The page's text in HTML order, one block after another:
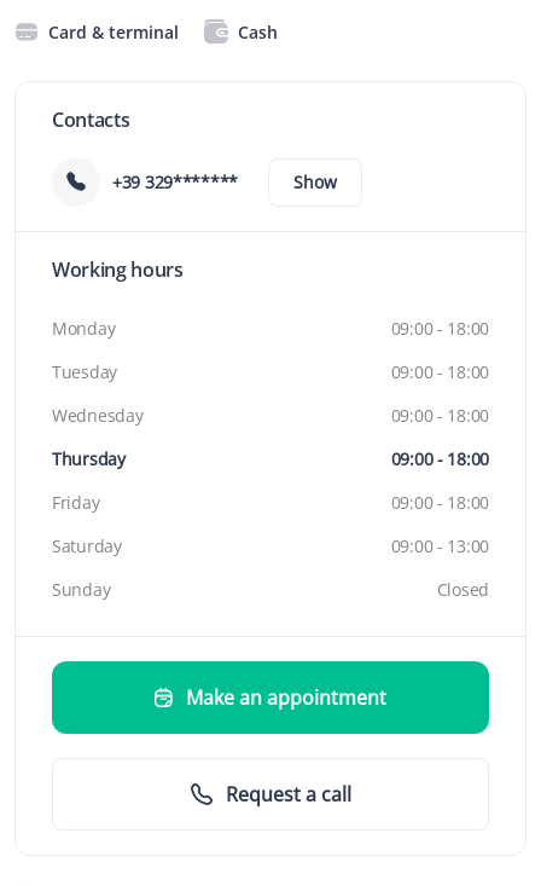
Card & terminal Cash
Contacts
+39 329******* Show
Working hours
Monday
09:00 - 18:00
Tuesday
09:00 - 18:00
Wednesday
09:00 - 18:00
Thursday
09:00 - 18:00
Friday
09:00 - 18:00
Saturday
09:00 - 13:00
Sunday
Closed
Make an appointment
Request a call